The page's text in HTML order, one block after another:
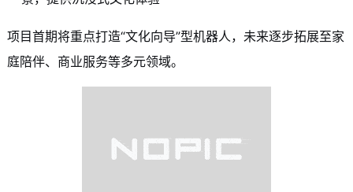
项目首期将重点打造“文化向导”型机器人，未来逐步拓展至家
庭陪伴、商业服务等多元领域。